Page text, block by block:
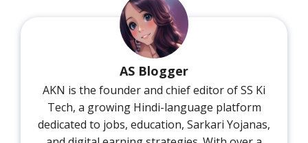
AS Blogger
AKN is the founder and chief editor of SS Ki
Tech, a growing Hindi-language platform
dedicated to jobs, education, Sarkari Yojanas,